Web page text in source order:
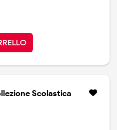
Scolastica